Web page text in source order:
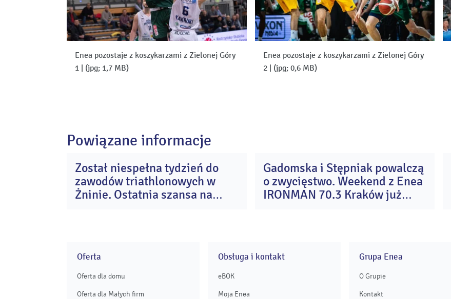
Enea pozostaje z koszykarzami z Zielonej Góry
1 | (jpg; 1,7 MB)
Enea pozostaje z koszykarzami z Zielonej Góry
2 | (jpg; 0,6 MB)
Powiązane informacje
Został niespełna tydzień do
zawodów triathlonowych w
Żninie. Ostatnia szansa na
31
lip
Gadomska i Stępniak powalczą
o zwycięstwo. Weekend z Enea
IRONMAN 70.3 Kraków już
Oferta
Oferta dla domu
Oferta dla Małych firm
Obsługa i kontakt
eBOK
Moja Enea
Grupa Enea
O Grupie
Kontakt